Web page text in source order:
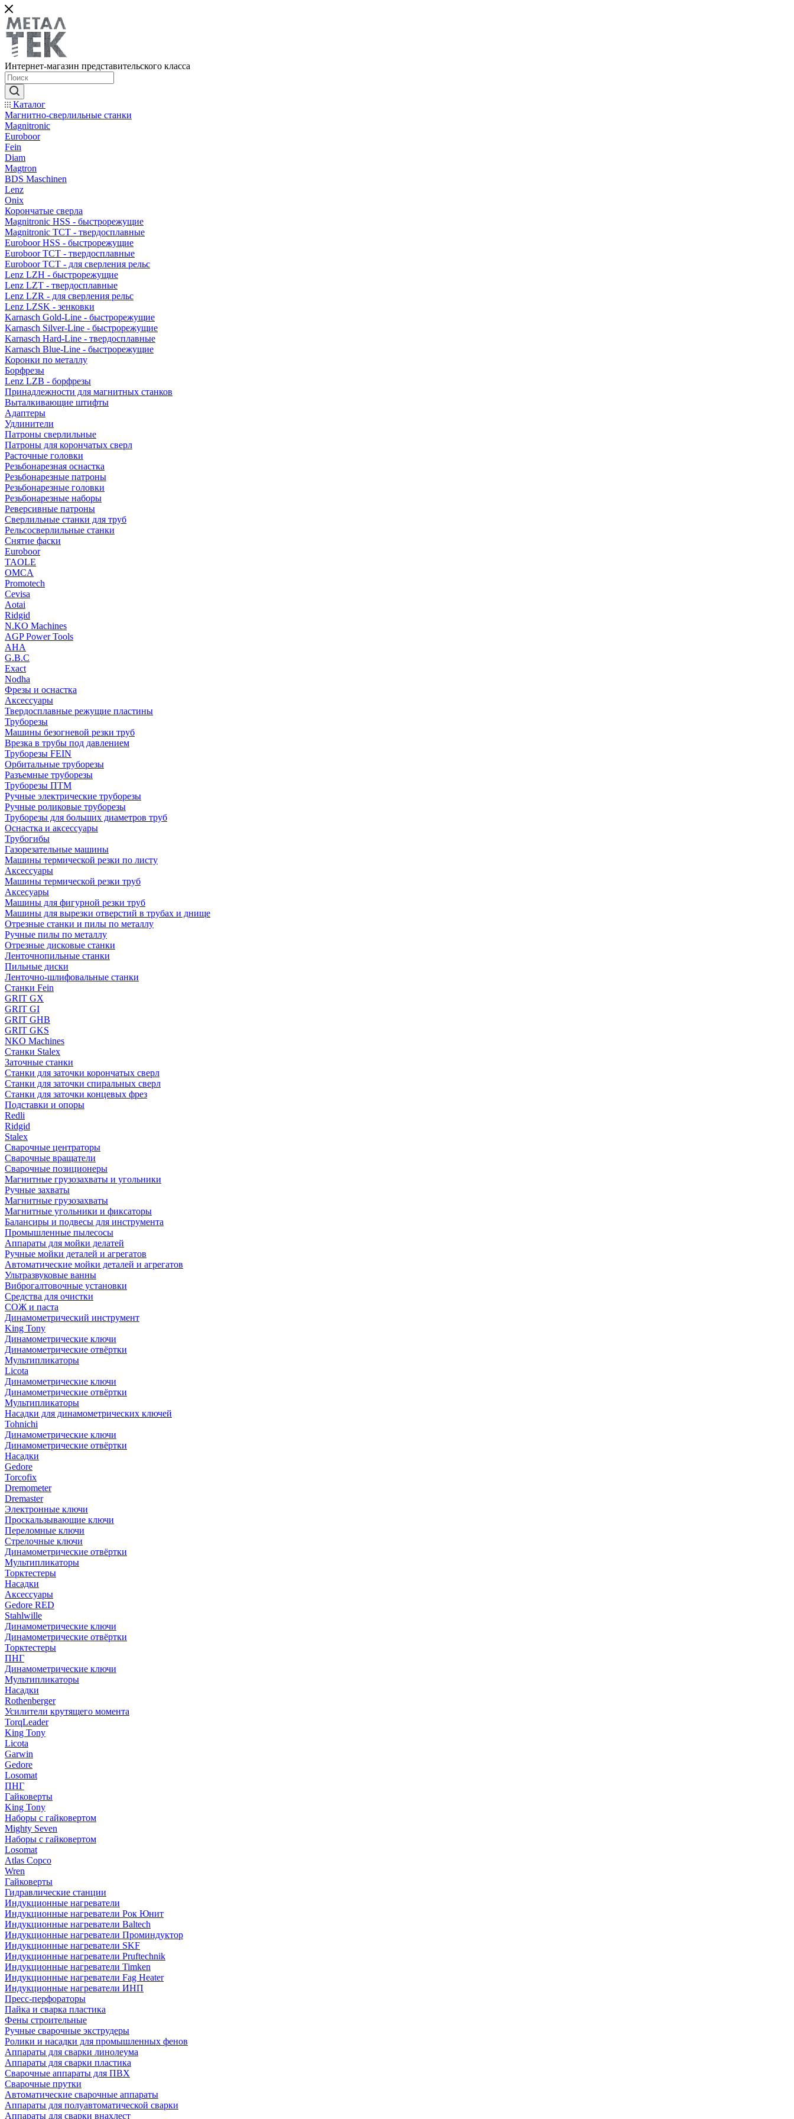
Интернет-магазин представительского класса
Каталог
Магнитно-сверлильные станки
Magnitronic
Euroboor
Fein
Diam
Magtron
BDS Maschinen
Lenz
Onix
Корончатые сверла
Magnitronic HSS - быстрорежущие
Magnitronic TCT - твердосплавные
Euroboor HSS - быстрорежущие
Euroboor TCT - твердосплавные
Euroboor TCT - для сверления рельс
Lenz LZH - быстрорежущие
Lenz LZT - твердосплавные
Lenz LZR - для сверления рельс
Lenz LZSK - зенковки
Karnasch Gold-Line - быстрорежущие
Karnasch Silver-Line - быстрорежущие
Karnasch Hard-Line - твердосплавные
Karnasch Blue-Line - быстрорежущие
Коронки по металлу
Борфрезы
Lenz LZB - борфрезы
Принадлежности для магнитных станков
Выталкивающие штифты
Адаптеры
Удлинители
Патроны сверлильные
Патроны для корончатых сверл
Расточные головки
Резьбонарезная оснастка
Резьбонарезные патроны
Резьбонарезные головки
Резьбонарезные наборы
Реверсивные патроны
Сверлильные станки для труб
Рельсосверлильные станки
Снятие фаски
Euroboor
TAOLE
OMCA
Promotech
Cevisa
Aotai
Ridgid
N.KO Machines
AGP Power Tools
AHA
G.B.C
Exact
Nodha
Фрезы и оснастка
Аксессуары
Твердосплавные режущие пластины
Труборезы
Машины безогневой резки труб
Врезка в трубы под давлением
Труборезы FEIN
Орбитальные труборезы
Разъемные труборезы
Труборезы ПТМ
Ручные электрические труборезы
Ручные роликовые труборезы
Труборезы для больших диаметров труб
Оснастка и аксессуары
Трубогибы
Газорезательные машины
Машины термической резки по листу
Аксессуары
Машины термической резки труб
Аксесуары
Машины для фигурной резки труб
Машины для вырезки отверстий в трубах и днище
Отрезные станки и пилы по металлу
Ручные пилы по металлу
Отрезные дисковые станки
Ленточнопильные станки
Пильные диски
Ленточно-шлифовальные станки
Станки Fein
GRIT GX
GRIT GI
GRIT GHB
GRIT GKS
NKO Machines
Станки Stalex
Заточные станки
Станки для заточки корончатых сверл
Станки для заточки спиральных сверл
Станки для заточки концевых фрез
Подставки и опоры
Redli
Ridgid
Stalex
Сварочные центраторы
Сварочные вращатели
Сварочные позиционеры
Магнитные грузозахваты и угольники
Ручные захваты
Магнитные грузозахваты
Магнитные угольники и фиксаторы
Балансиры и подвесы для инструмента
Промышленные пылесосы
Аппараты для мойки делатей
Ручные мойки деталей и агрегатов
Автоматические мойки деталей и агрегатов
Ультразвуковые ванны
Виброгалтовочные установки
Средства для очистки
СОЖ и паста
Динамометрический инструмент
King Tony
Динамометрические ключи
Динамометрические отвёртки
Мультипликаторы
Licota
Динамометрические ключи
Динамометрические отвёртки
Мультипликаторы
Насадки для динамометрических ключей
Tohnichi
Динамометрические ключи
Динамометрические отвёртки
Насадки
Gedore
Torcofix
Dremometer
Dremaster
Электронные ключи
Проскальзывающие ключи
Переломные ключи
Стрелочные ключи
Динамометрические отвёртки
Мультипликаторы
Торктестеры
Насадки
Аксессуары
Gedore RED
Stahlwille
Динамометрические ключи
Динамометрические отвёртки
Торктестеры
ПНГ
Динамометрические ключи
Мультипликаторы
Насадки
Rothenberger
Усилители крутящего момента
TorqLeader
King Tony
Licota
Garwin
Gedore
Losomat
ПНГ
Гайковерты
King Tony
Наборы с гайковертом
Mighty Seven
Наборы с гайковертом
Losomat
Atlas Copco
Wren
Гайковерты
Гидравлические станции
Индукционные нагреватели
Индукционные нагреватели Рок Юнит
Индукционные нагреватели Baltech
Индукционные нагреватели Проминдуктор
Индукционные нагреватели SKF
Индукционные нагреватели Pruftechnik
Индукционные нагреватели Timken
Индукционные нагреватели Fag Heater
Индукционные нагреватели ИНП
Пресс-перфораторы
Пайка и сварка пластика
Фены строительные
Ручные сварочные экструдеры
Ролики и насадки для промышленных фенов
Аппараты для сварки линолеума
Аппараты для сварки пластика
Сварочные аппараты для ПВХ
Сварочные прутки
Автоматические сварочные аппараты
Аппараты для полуавтоматической сварки
Аппараты для сварки внахлест